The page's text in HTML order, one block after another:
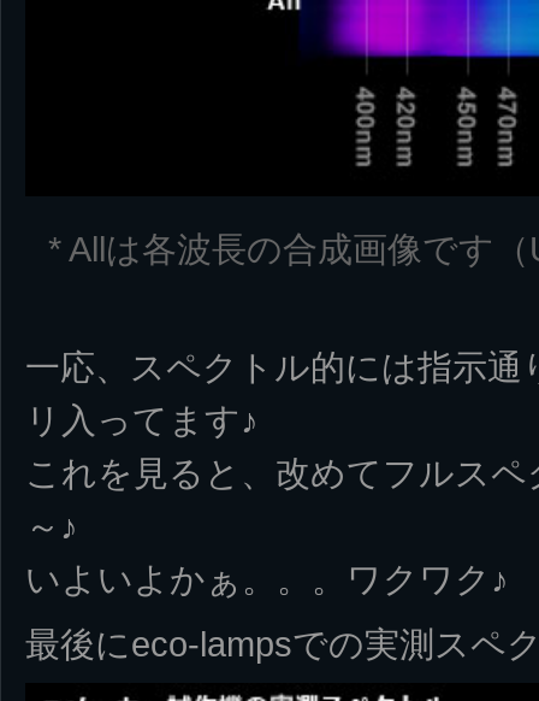
* Allは各波長の合成画像です
一応、スペクトル的には指示
リ入ってます♪
これを見ると、改めてフルス
～♪
いよいよかぁ。。。ワクワク♪
最後にeco-lampsでの実測スペ